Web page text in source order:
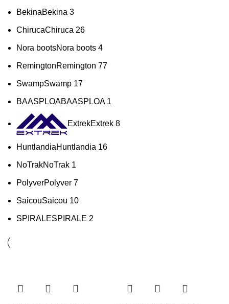
BekinaBekina 3
ChirucaChiruca 26
Nora bootsNora boots 4
RemingtonRemington 77
SwampSwamp 17
BAASPLOABAASPLOA 1
ExtrekExtrek 8
HuntlandiaHuntlandia 16
NoTrakNoTrak 1
PolyverPolyver 7
SaicouSaicou 10
SPIRALESPIRALE 2